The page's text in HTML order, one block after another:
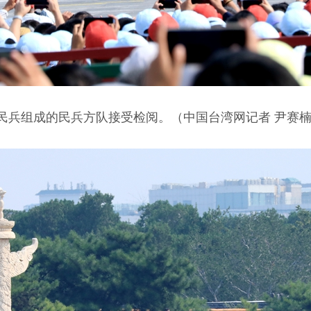
兵组成的民兵方队接受检阅。（中国台湾网记者 尹赛